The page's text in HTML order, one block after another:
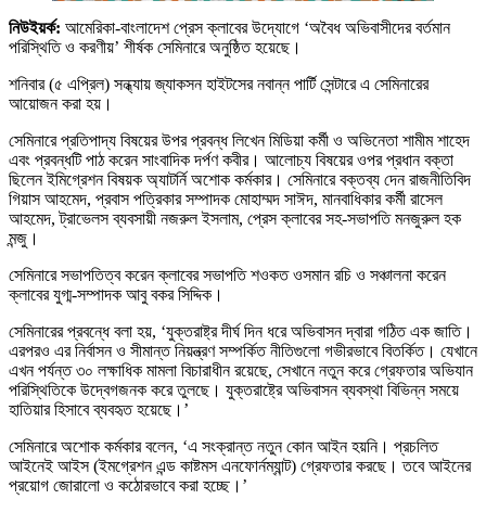
নিউইয়র্ক: আমেরিকা-বাংলাদেশ প্রেস ক্লাবের উদ্যোগে ‘অবৈধ অভিবাসীদের বর্তমান
পরিস্থিতি ও করণীয়’ শীর্ষক সেমিনারে অনুষ্ঠিত হয়েছে।
শনিবার (৫ এপ্রিল) সন্ধ্যায় জ্যাকসন হাইটসের নবান্ন পার্টি সেন্টারে এ সেমিনারের
আয়োজন করা হয়।
সেমিনারে প্রতিপাদ্য বিষয়ের উপর প্রবন্ধ লিখেন মিডিয়া কর্মী ও অভিনেতা শামীম শাহেদ
এবং প্রবন্ধটি পাঠ করেন সাংবাদিক দর্পণ কবীর। আলোচ্য বিষয়ের ওপর প্রধান বক্তা
ছিলেন ইমিগ্রেশন বিষয়ক অ্যাটর্নি অশোক কর্মকার। সেমিনারে বক্তব্য দেন রাজনীতিবিদ
গিয়াস আহমেদ, প্রবাস পত্রিকার সম্পাদক মোহাম্মদ সাঈদ, মানবাধিকার কর্মী রাসেল
আহমেদ, ট্রাভেলস ব্যবসায়ী নজরুল ইসলাম, প্রেস ক্লাবের সহ-সভাপতি মনজুরুল হক
মন্জু।
সেমিনারে সভাপতিত্ব করেন ক্লাবের সভাপতি শওকত ওসমান রচি ও সঞ্চালনা করেন
ক্লাবের যুগ্ম-সম্পাদক আবু বকর সিদ্দিক।
সেমিনারের প্রবন্ধে বলা হয়, ‘যুক্তরাষ্ট্র দীর্ঘ দিন ধরে অভিবাসন দ্বারা গঠিত এক জাতি।
এরপরও এর নির্বাসন ও সীমান্ত নিয়ন্ত্রণ সম্পর্কিত নীতিগুলো গভীরভাবে বিতর্কিত। যেখানে
এখন পর্যন্ত ৩০ লক্ষাধিক মামলা বিচারাধীন রয়েছে, সেখানে নতুন করে গ্রেফতার অভিযান
পরিস্থিতিকে উদ্বেগজনক করে তুলছে। যুক্তরাষ্ট্রে অভিবাসন ব্যবস্থা বিভিন্ন সময়ে
হাতিয়ার হিসাবে ব্যবহৃত হয়েছে।’
সেমিনারে অশোক কর্মকার বলেন, ‘এ সংক্রান্ত নতুন কোন আইন হয়নি। প্রচলিত
আইনেই আইস (ইমগ্রেশন এন্ড কাষ্টমস এনফোর্নম্যান্ট) গ্রেফতার করছে। তবে আইনের
প্রয়োগ জোরালো ও কঠোরভাবে করা হচ্ছে।’